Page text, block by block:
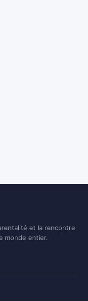
et la rencontre
monde entier.